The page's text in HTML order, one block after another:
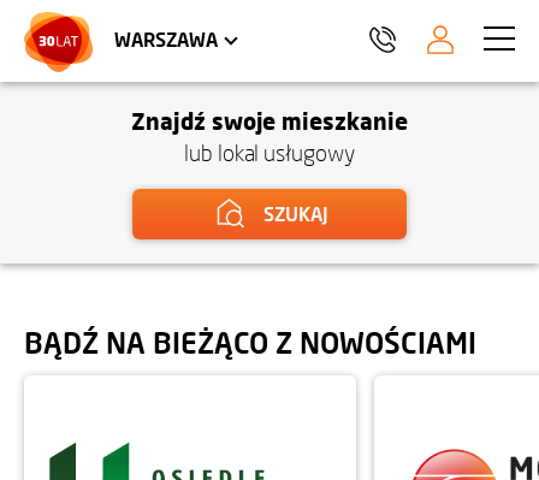
WARSZAWA
HEL
Znajdź swoje mieszkanie
lub lokal usługowy
SZUKAJ
BĄDŹ NA BIEŻĄCO Z NOWOŚCIAMI